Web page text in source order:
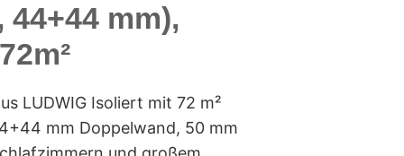
44+44 mm),
LUDWIG Isoliert mit 72 m²
mm Doppelwand, 50 mm